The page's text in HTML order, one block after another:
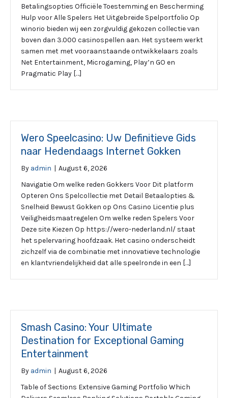
Betalingsopties Officiële Toestemming en Bescherming
Hulp voor Alle Spelers Het Uitgebreide Spelportfolio Op
winorio bieden wij een zorgvuldig gekozen collectie van
boven dan 3.000 casinospellen aan. Het systeem werkt
samen met met vooraanstaande ontwikkelaars zoals
Net Entertainment, Microgaming, Play’n GO en
Pragmatic Play […]
Wero Speelcasino: Uw Definitieve Gids
naar Hedendaags Internet Gokken
By admin | August 6, 2026
Navigatie Om welke reden Gokkers Voor Dit platform
Opteren Ons Spelcollectie met Detail Betaalopties &
Snelheid Bewust Gokken op Ons Casino Licentie plus
Veiligheidsmaatregelen Om welke reden Spelers Voor
Deze site Kiezen Op https://wero-nederland.nl/ staat
het spelervaring hoofdzaak. Het casino onderscheidt
zichzelf via de combinatie met innovatieve technologie
en klantvriendelijkheid dat alle speelronde in een […]
Smash Casino: Your Ultimate
Destination for Exceptional Gaming
Entertainment
By admin | August 6, 2026
Table of Sections Extensive Gaming Portfolio Which